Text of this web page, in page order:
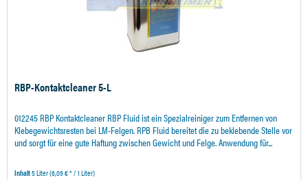
RBP-Kontaktcleaner 5-L
012245 RBP Kontaktcleaner RBP Fluid ist ein Spezialreiniger zum Entfernen von
Klebegewichtsresten bei LM-Felgen. RPB Fluid bereitet die zu beklebende Stelle vor
und sorgt für eine gute Haftung zwischen Gewicht und Felge. Anwendung für...
Inhalt5 Liter(6,09 € * / 1 Liter)